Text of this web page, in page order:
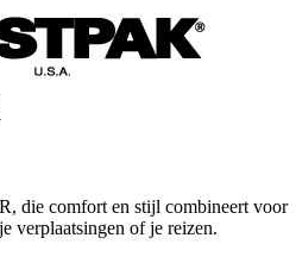
die comfort en stijl combineert voor
verplaatsingen of je reizen.